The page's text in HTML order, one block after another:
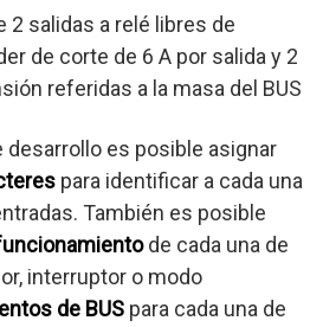
2 salidas a relé libres de
de corte de 6 A por salida y 2
referidas a la masa del BUS
desarrollo es posible asignar
para identificar a cada una
También es posible
de cada una de
interruptor o modo
de BUS para cada una de